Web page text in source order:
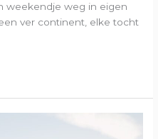
weekendje weg in eigen
ver continent, elke tocht